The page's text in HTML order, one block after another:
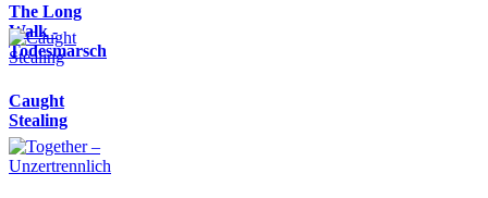
The Long
Walk -
Todesmarsch
Caught
Stealing